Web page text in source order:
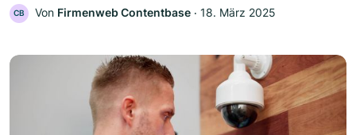
CB Von Firmenweb Contentbase ‧ 18. März 2025